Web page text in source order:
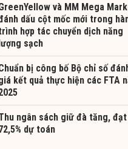
và MM Mega
dấu cột mốc mới trong
hợp tác chuyển dịch năng
sạch
bị công bố Bộ chỉ số
kết quả thực hiện các FTA
ngân sách giữ đà tăng, đạt
dự toán